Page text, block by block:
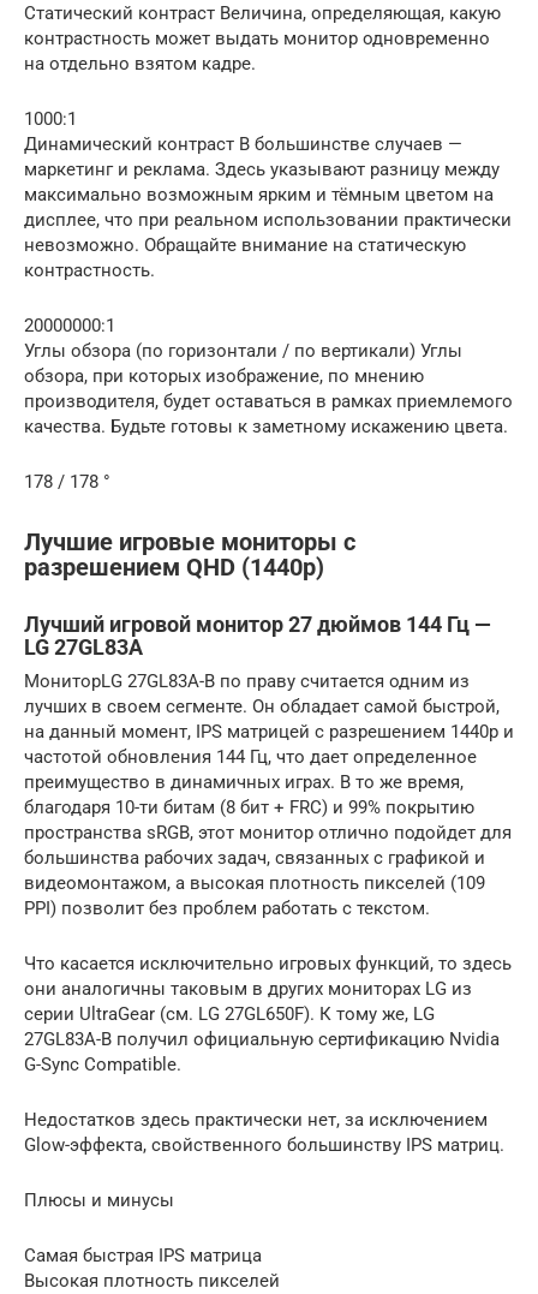
Статический контраст Величина, определяющая, какую
контрастность может выдать монитор одновременно
на отдельно взятом кадре.
1000:1
Динамический контраст В большинстве случаев —
маркетинг и реклама. Здесь указывают разницу между
максимально возможным ярким и тёмным цветом на
дисплее, что при реальном использовании практически
невозможно. Обращайте внимание на статическую
контрастность.
20000000:1
Углы обзора (по горизонтали / по вертикали) Углы
обзора, при которых изображение, по мнению
производителя, будет оставаться в рамках приемлемого
качества. Будьте готовы к заметному искажению цвета.
178 / 178 °
Лучшие игровые мониторы c
разрешением QHD (1440p)
Лучший игровой монитор 27 дюймов 144 Гц —
LG 27GL83A
МониторLG 27GL83A-B по праву считается одним из
лучших в своем сегменте. Он обладает самой быстрой,
на данный момент, IPS матрицей с разрешением 1440p и
частотой обновления 144 Гц, что дает определенное
преимущество в динамичных играх. В то же время,
благодаря 10-ти битам (8 бит + FRC) и 99% покрытию
пространства sRGB, этот монитор отлично подойдет для
большинства рабочих задач, связанных с графикой и
видеомонтажом, а высокая плотность пикселей (109
PPI) позволит без проблем работать с текстом.
Что касается исключительно игровых функций, то здесь
они аналогичны таковым в других мониторах LG из
серии UltraGear (см. LG 27GL650F). К тому же, LG
27GL83A-B получил официальную сертификацию Nvidia
G-Sync Compatible.
Недостатков здесь практически нет, за исключением
Glow-эффекта, свойственного большинству IPS матриц.
Плюсы и минусы
Самая быстрая IPS матрица
Высокая плотность пикселей